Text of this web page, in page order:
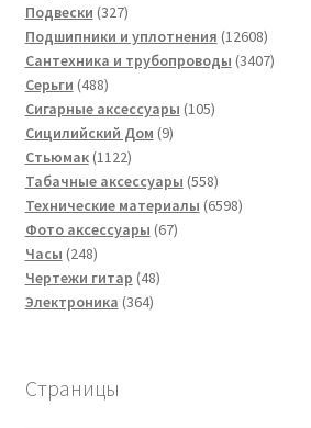
товаров
Подвески 327327
товаров
Подшипники и уплотнения 1260812608
товаров
Сантехника и трубопроводы 34073407
Серьги 488488
товаров
Сигарные аксессуары 105105
Сицилийский Дом 99
Стьюмак 11221122
товара
Табачные аксессуары 558558
товаров
Технические материалы 65986598
Фото аксессуары 6767
Часы 248248
товаров
Чертежи гитар 4848
Электроника 364364
Страницы